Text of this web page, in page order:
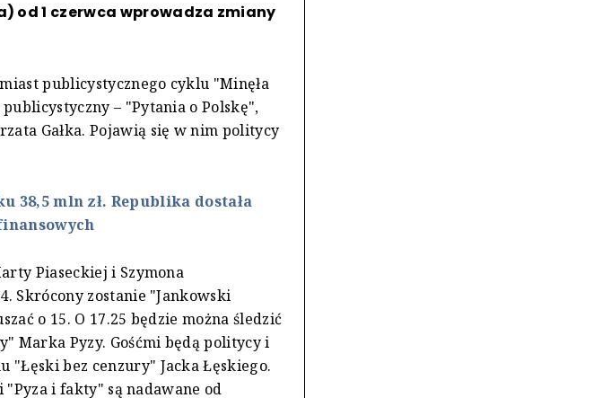
od 1 czerwca wprowadza zmiany
publicystycznego cyklu "Minęła
– "Pytania o Polskę",
Gałka. Pojawią się w nim politycy
38,5 mln zł. Republika dostała
Piaseckiej i Szymona
Skrócony zostanie "Jankowski
o 15. O 17.25 będzie można śledzić
Marka Pyzy. Gośćmi będą politycy i
"Łęski bez cenzury" Jacka Łęskiego.
i fakty" są nadawane od